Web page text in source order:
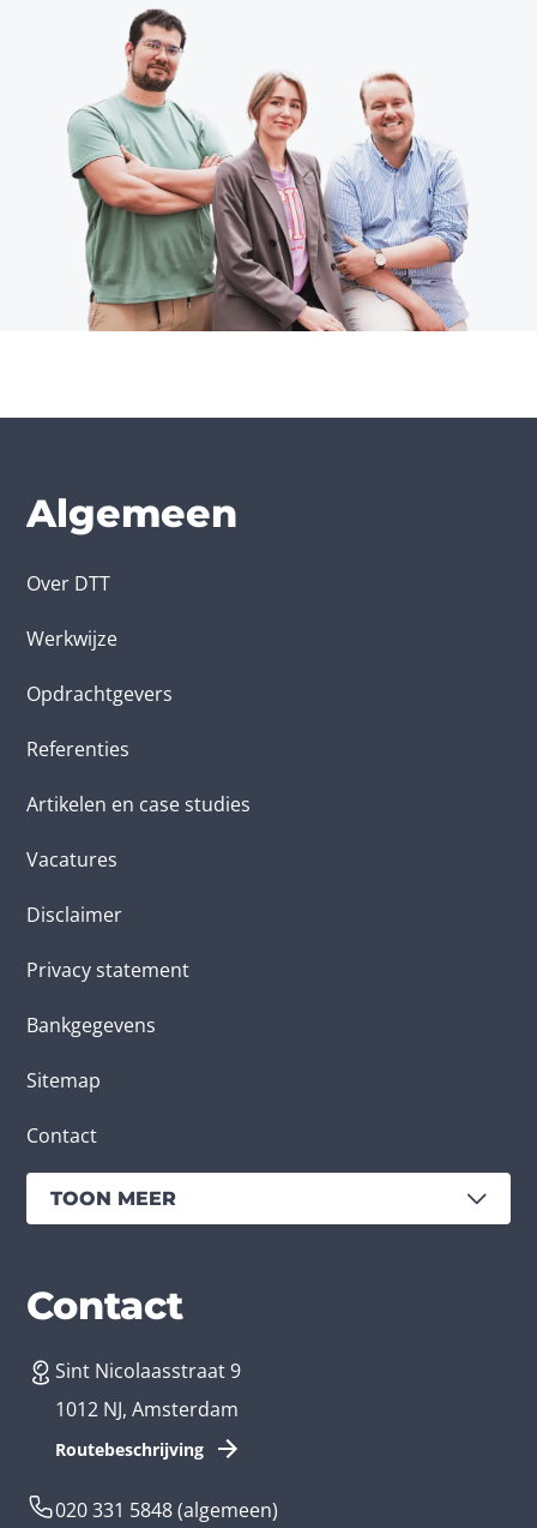
Algemeen
Over DTT
Werkwijze
Opdrachtgevers
Referenties
Artikelen en case studies
Vacatures
Disclaimer
Privacy statement
Bankgegevens
Sitemap
Contact
TOON MEER
Diensten
App laten maken
Branches
Bedrijfsapp
Contact
Sint Nicolaasstraat 9
1012 NJ, Amsterdam
Routebeschrijving
020 331 5848(algemeen)